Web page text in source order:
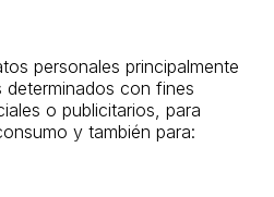
personales principalmente
determinados con fines
o publicitarios, para
y también para: